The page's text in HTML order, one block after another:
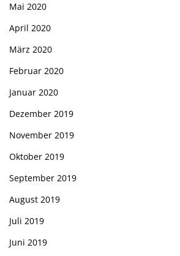
Mai 2020
April 2020
März 2020
Februar 2020
Januar 2020
Dezember 2019
November 2019
Oktober 2019
September 2019
August 2019
Juli 2019
Juni 2019